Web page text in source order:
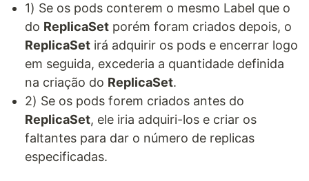
1) Se os pods conterem o mesmo Label que o
do ReplicaSet porém foram criados depois, o
ReplicaSet irá adquirir os pods e encerrar logo
em seguida, excederia a quantidade definida
na criação do ReplicaSet.
2) Se os pods forem criados antes do
ReplicaSet, ele iria adquiri-los e criar os
faltantes para dar o número de replicas
especificadas.